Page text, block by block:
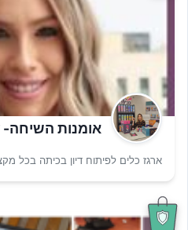
אומנות השיחה-
ארגז כלים לפיתוח דיון בכיתה בכל